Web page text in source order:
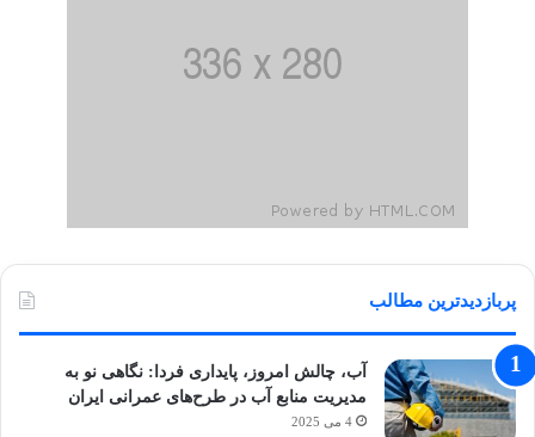
پربازدیدترین مطالب
آب، چالش امروز، پایداری فردا: نگاهی نو به
مدیریت منابع آب در طرح‌های عمرانی ایران
4 می 2025